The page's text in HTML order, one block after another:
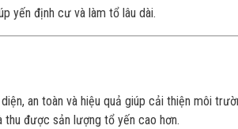
yến định cư và làm tổ lâu dài.
an toàn và hiệu quả giúp cải thiện môi
thu được sản lượng tổ yến cao hơn.